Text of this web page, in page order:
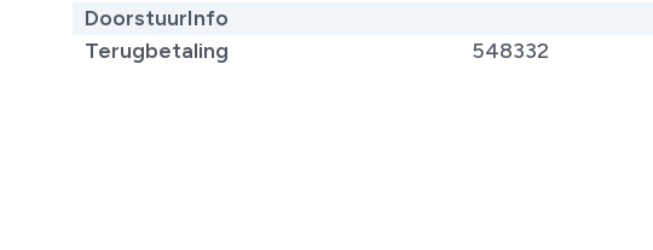
DoorstuurInfo
Terugbetaling
548332